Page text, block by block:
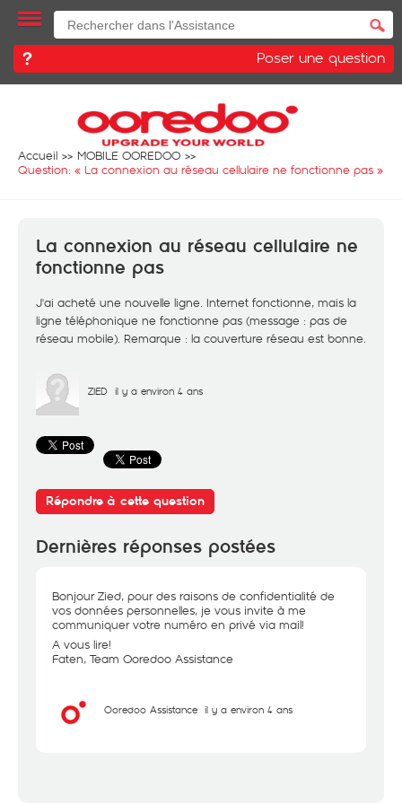
Poser une question
Accueil
MOBILE OOREDOO
Question: « La connexion au réseau cellulaire ne fonctionne pas »
La connexion au réseau cellulaire ne
fonctionne pas
J'ai acheté une nouvelle ligne. Internet fonctionne, mais la
ligne téléphonique ne fonctionne pas (message : pas de
réseau mobile). Remarque : la couverture réseau est bonne.
ZIED il y a environ 4 ans
Répondre à cette question
Dernières réponses postées
Bonjour Zied, pour des raisons de confidentialité de
vos données personnelles, je vous invite à me
communiquer votre numéro en privé via mail!
A vous lire!
Faten, Team Ooredoo Assistance
Ooredoo Assistance il y a environ 4 ans